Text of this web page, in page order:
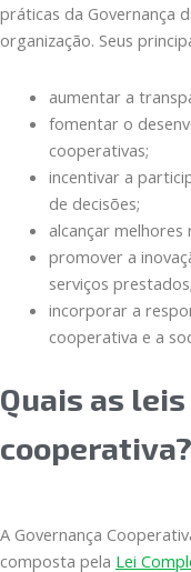
práticas da Governança
organização. Seus
aumentar a
fomentar o
cooperativas;
incentivar a
de decisões;
alcançar
promover a
serviços prestados;
incorporar a
cooperativa e a
Quais as
cooperativa?
A Governança
composta pela Lei